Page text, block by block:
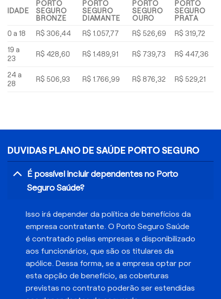
IDADE
PORTO
SEGURO
BRONZE
PORTO
SEGURO
DIAMANTE
PORTO
SEGURO
OURO
PORTO
SEGURO
PRATA
0 a 18
R$ 306,44 R$ 1.057,77 R$ 526,69
R$ 319,72
19 a
23
R$ 428,60 R$ 1.489,91 R$ 739,73 R$ 447,36
24 a
28
R$ 506,93 R$ 1.766,99 R$ 876,32 R$ 529,21
DUVIDAS PLANO DE SAÚDE PORTO SEGURO
É possível incluir dependentes no Porto
Seguro Saúde?
Isso irá depender da política de benefícios da
empresa contratante. O Porto Seguro Saúde
é contratado pelas empresas e disponibilizado
aos funcionários, que são os titulares da
apólice. Dessa forma, se a empresa optar por
esta opção de benefício, as coberturas
previstas no contrato poderão ser estendidas